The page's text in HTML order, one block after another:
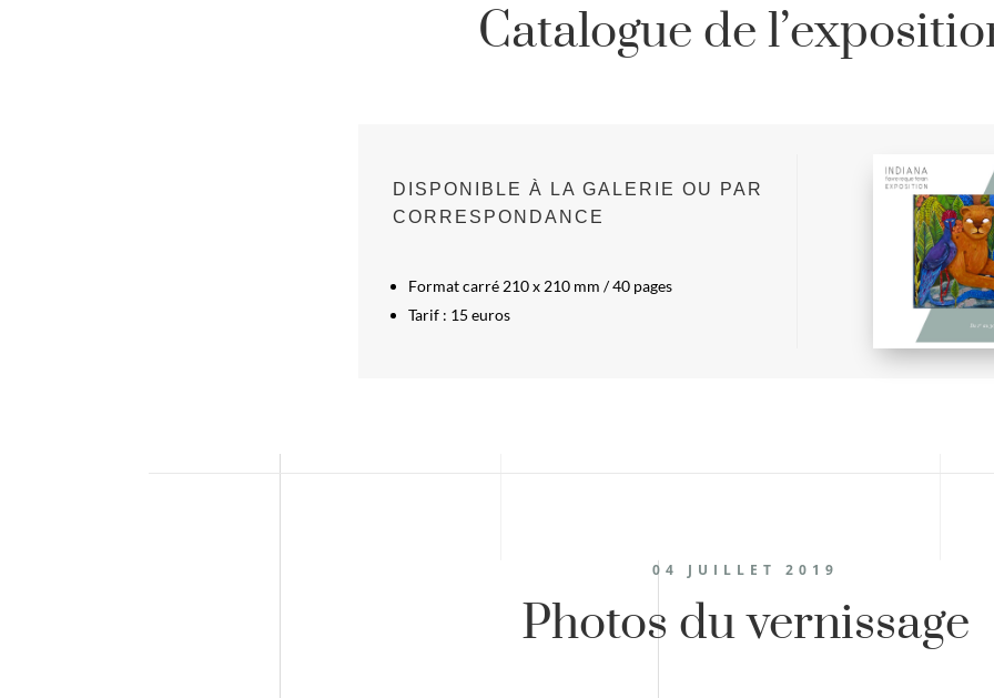
Catalogue de
DISPONIBLE À LA GALERIE OU PAR
CORRESPONDANCE
Format carré 210 x 210 mm / 40 pages
Tarif : 15 euros
04 JUILLET 2019
Photos du vernissage